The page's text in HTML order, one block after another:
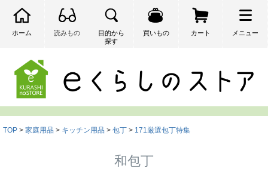
ホーム 読みもの
目的から
探す
買いもの カート メニュー
TOP 家庭用品 キッチン用品 包丁 171厳選包丁特集
和包丁